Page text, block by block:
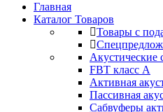
Главная
Каталог Товаров
Товары с
Акустические
FBT класс А
Активная
Пассивная
Сабвуферы